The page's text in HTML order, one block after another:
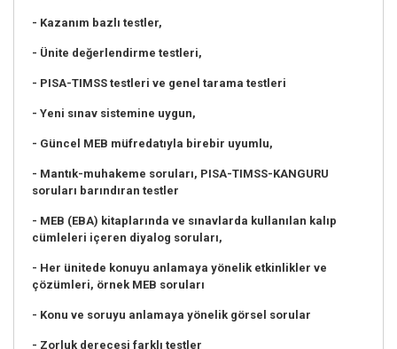
- Kazanım bazlı testler,
- Ünite değerlendirme testleri,
- PISA-TIMSS testleri ve genel tarama testleri
- Yeni sınav sistemine uygun,
- Güncel MEB müfredatıyla birebir uyumlu,
- Mantık-muhakeme soruları, PISA-TIMSS-KANGURU
soruları barındıran testler
- MEB (EBA) kitaplarında ve sınavlarda kullanılan kalıp
cümleleri içeren diyalog soruları,
- Her ünitede konuyu anlamaya yönelik etkinlikler ve
çözümleri, örnek MEB soruları
- Konu ve soruyu anlamaya yönelik görsel sorular
- Zorluk derecesi farklı testler